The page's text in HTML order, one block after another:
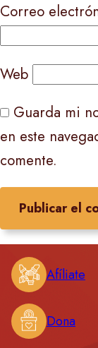
Correo
Web
Guarda mi
en este
comente.
Afíliate
Dona